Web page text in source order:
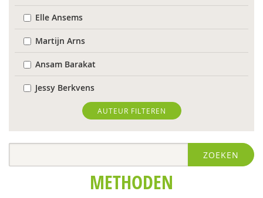
Elle Ansems
Martijn Arns
Ansam Barakat
Jessy Berkvens
Nynke Boonstra
Jojanneke Bruins
AUTEUR FILTEREN
ZOEKEN
METHODEN